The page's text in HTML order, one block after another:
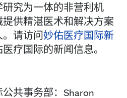
究为一体的非营利机
供精湛医术和解决方案
请访问妙佑医疗国际新
疗国际的新闻信息。
共事务部：Sharon